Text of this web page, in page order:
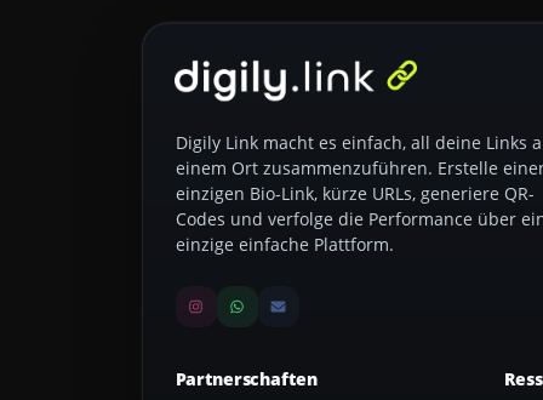
Digily Link macht es einfach, all deine Links
einem Ort zusammenzuführen. Erstelle
einzigen Bio-Link, kürze URLs, generiere QR-
Codes und verfolge die Performance über
einzige einfache Plattform.
Partnerschaften